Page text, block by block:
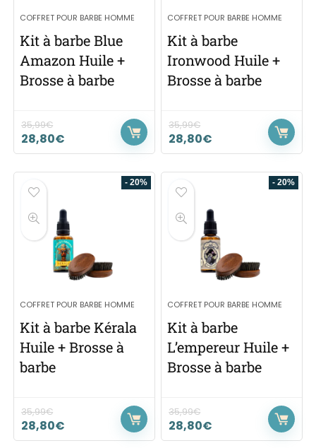
COFFRET POUR BARBE HOMME
Kit à barbe Blue
Amazon Huile +
Brosse à barbe
35,99€
28,80€
COFFRET POUR BARBE HOMME
Kit à barbe
Ironwood Huile +
Brosse à barbe
35,99€
28,80€
- 20%
COFFRET POUR BARBE HOMME
Kit à barbe Kérala
Huile + Brosse à
barbe
35,99€
28,80€
- 20%
COFFRET POUR BARBE HOMME
Kit à barbe
L’empereur Huile +
Brosse à barbe
35,99€
28,80€